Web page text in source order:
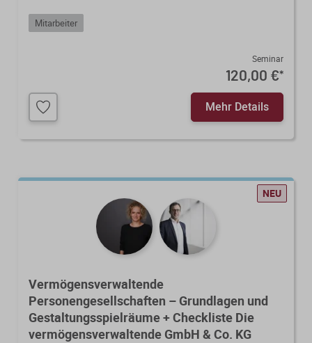
Mitarbeiter
Seminar
120,00 €*
Mehr Details
NEU
Vermögensverwaltende
Personengesellschaften – Grundlagen und
Gestaltungsspielräume + Checkliste Die
vermögensverwaltende GmbH & Co. KG